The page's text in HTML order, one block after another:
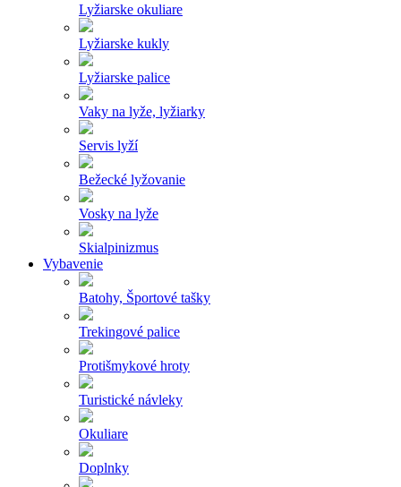
Lyžiarske okuliare
Lyžiarske kukly
Lyžiarske palice
Vaky na lyže, lyžiarky
Servis lyží
Bežecké lyžovanie
Vosky na lyže
Skialpinizmus
Vybavenie
Batohy, Športové tašky
Trekingové palice
Protišmykové hroty
Turistické návleky
Okuliare
Doplnky